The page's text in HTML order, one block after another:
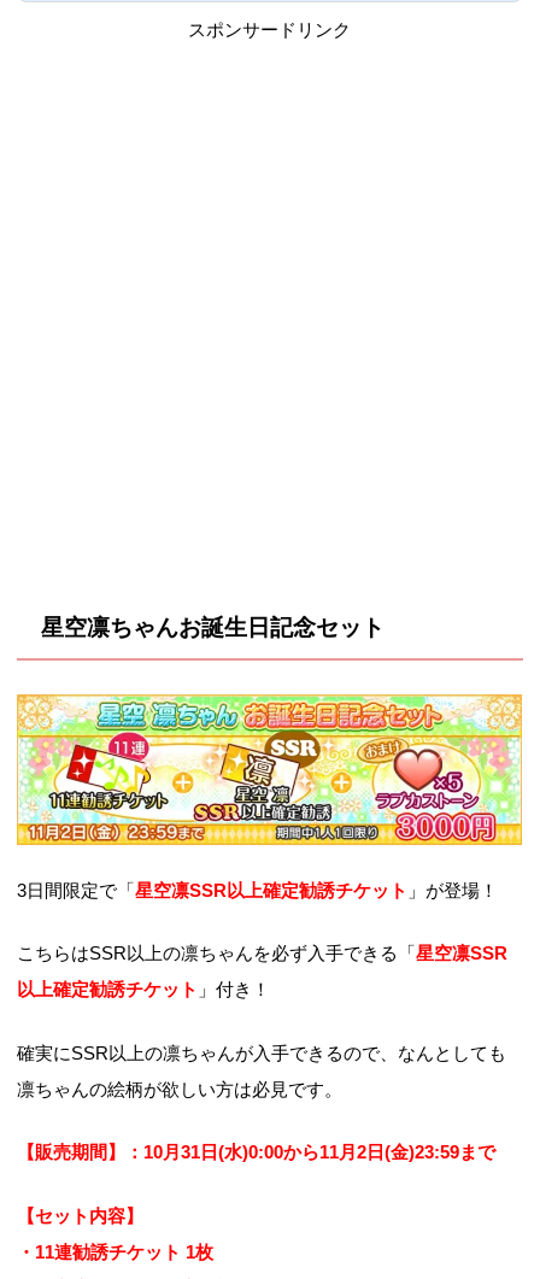
ータス等をまとめています。星空凛URロ
グボ＜お姫様day＞覚醒前後の画像覚醒前
スポンサードリンク
星空凛ちゃんお誕生日記念セット
3日間限定で「星空凛SSR以上確定勧誘チケット 」が登場！
こちらはSSR以上の凛ちゃんを必ず入手できる「星空凛SSR
以上確定勧誘チケット 」付き！
確実にSSR以上の凛ちゃんが入手できるので、なんとしても
凛ちゃんの絵柄が欲しい方は必見です。
【販売期間】：10月31日(水)0:00から11月2日(金)23:59まで
【セット内容】
・11連勧誘チケット 1枚